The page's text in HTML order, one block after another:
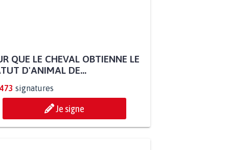
QUE LE CHEVAL OBTIENNE LE
D'ANIMAL DE...
signatures
Je signe